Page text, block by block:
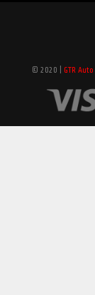
© 2020 | GTR Auto